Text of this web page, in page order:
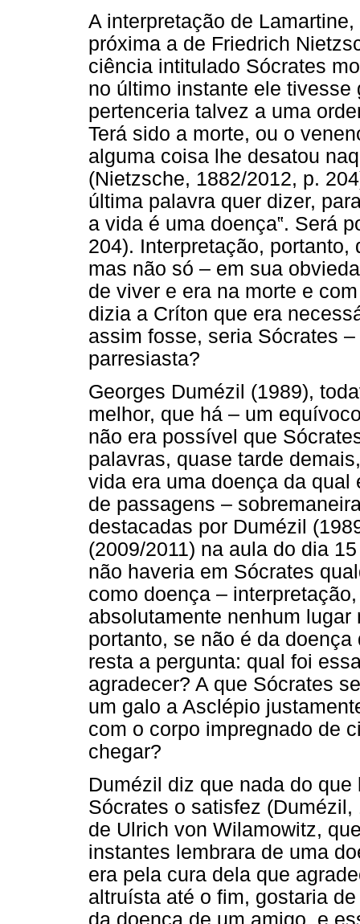
A interpretação de
próxima a de Friedrich
ciência intitulado Sócrates
no último instante ele
pertenceria talvez a uma
Terá sido a morte, ou o
alguma coisa lhe desatou
(Nietzsche, 1882/2012, p.
última palavra quer dizer,
a vida é uma doença‟. Será
204). Interpretação,
mas não só – em sua
de viver e era na morte e
dizia a Críton que era
assim fosse, seria Sócrates
parresiasta?
Georges Dumézil (1989),
melhor, que há – um
não era possível que
palavras, quase tarde
vida era uma doença da
de passagens –
destacadas por Dumézil
(2009/2011) na aula do dia
não haveria em Sócrates
como doença –
absolutamente nenhum
portanto, se não é da
resta a pergunta: qual foi
agradecer? A que Sócrates
um galo a Asclépio
com o corpo impregnado de
chegar?
Dumézil diz que nada do
Sócrates o satisfez
de Ulrich von Wilamowitz,
instantes lembrara de uma
era pela cura dela que
altruísta até o fim, gostaria
da doença de um amigo, e